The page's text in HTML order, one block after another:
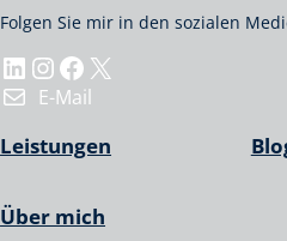
Folgen Sie mir in den sozialen
LinkedIn
Instagram
Facebook
X
E-Mail
Leistungen
Über mich